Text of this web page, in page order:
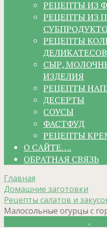
РЕЦЕПТЫ ИЗ
РЕЦЕПТЫ ИЗ
РЕЦЕПТЫ
СЫР,
ИЗДЕЛИЯ
РЕЦЕПТЫ
ДЕСЕРТЫ
СОУСЫ
ФАСТФУД
РЕЦЕПТЫ
О САЙТЕ….
ОБРАТНАЯ СВЯЗЬ
Главная
Домашние заготовки
Рецепты салатов и
Малосольные огурцы с
,